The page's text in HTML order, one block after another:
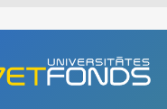
mm),
ar